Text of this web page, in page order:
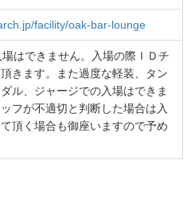
facility/oak-bar-lounge
はできません。入場の際ＩＤチ
きます。また過度な軽装、タン
ル、ジャージでの入場はできま
フが不適切と判断した場合は入
頂く場合も御座いますので予め